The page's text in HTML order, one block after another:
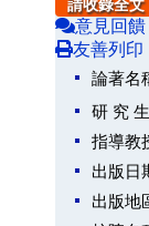
請收錄全文
意見回饋
友善列印
論著名
研 究 生
指導教
出版日
出版地